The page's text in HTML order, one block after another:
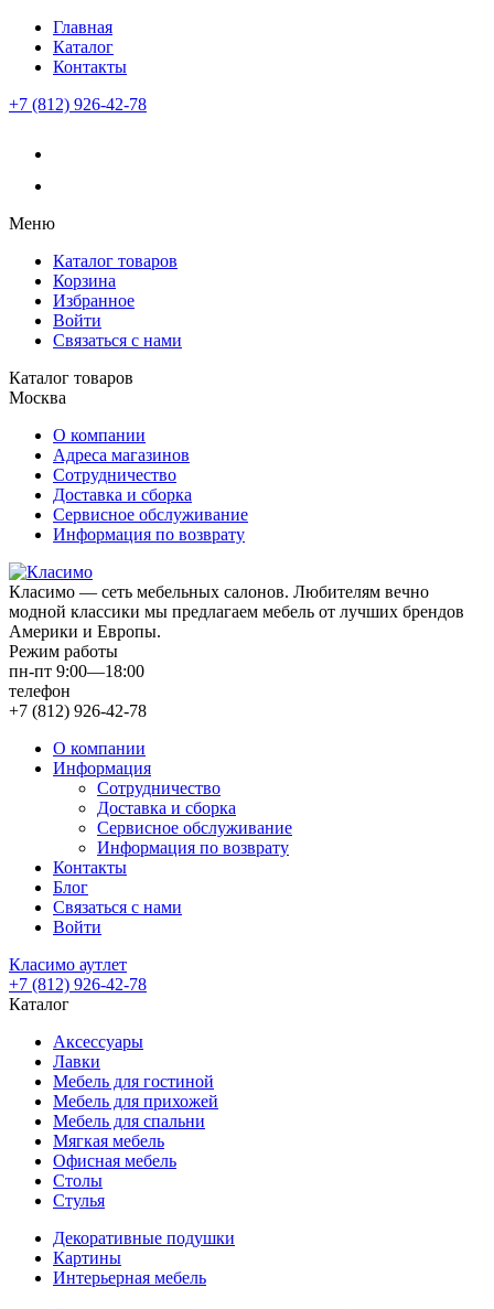
Главная
Каталог
Контакты
+7 (812) 926-42-78
Меню
Каталог товаров
Корзина
Избранное
Войти
Связаться с нами
Каталог товаров
Москва
О компании
Адреса магазинов
Сотрудничество
Доставка и сборка
Сервисное обслуживание
Информация по возврату
Класимо — cеть мебельных салонов. Любителям вечно
модной классики мы предлагаем мебель от лучших брендов
Америки и Европы.
Режим работы
пн-пт 9:00—18:00
телефон
+7 (812) 926-42-78
О компании
Информация
Сотрудничество
Доставка и сборка
Сервисное обслуживание
Информация по возврату
Контакты
Блог
Связаться с нами
Войти
Класимо аутлет
+7 (812) 926-42-78
Каталог
Аксессуары
Лавки
Мебель для гостиной
Мебель для прихожей
Мебель для спальни
Мягкая мебель
Офисная мебель
Столы
Стулья
Декоративные подушки
Картины
Интерьерная мебель